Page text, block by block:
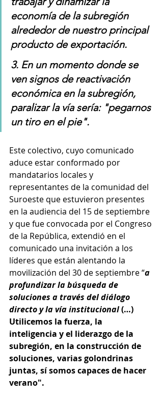
economía de la subregión
alrededor de nuestro principal
producto de exportación.
3. En un momento donde se
ven signos de reactivación
económica en la subregión,
paralizar la vía sería: "pegarnos
un tiro en el pie".
Este colectivo, cuyo comunicado
aduce estar conformado por
mandatarios locales y
representantes de la comunidad del
Suroeste que estuvieron presentes
en la audiencia del 15 de septiembre
y que fue convocada por el Congreso
de la República, extendió en el
comunicado una invitación a los
líderes que están alentando la
movilización del 30 de septiembre “a
profundizar la búsqueda de
soluciones a través del diálogo
directo y la vía institucional (…)
Utilicemos la fuerza, la
inteligencia y el liderazgo de la
subregión, en la construcción de
soluciones, varias golondrinas
juntas, sí somos capaces de hacer
verano".